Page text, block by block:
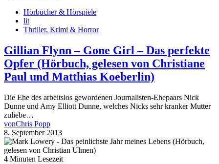
Hörbücher & Hörspiele
lit
Thriller, Krimi & Horror
Gillian Flynn – Gone Girl – Das perfekte
Opfer (Hörbuch, gelesen von Christiane
Paul und Matthias Koeberlin)
Die Ehe des arbeitslos gewordenen Journalisten-Ehepaars Nick
Dunne und Amy Elliott Dunne, welches Nicks sehr kranker Mutter
zuliebe…
vonChris Popp
8. September 2013
4 Minuten Lesezeit